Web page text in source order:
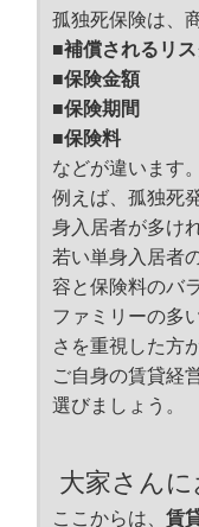
孤独死保険は、
■補償されるリ
■保険金額
■保険期間
■保険料
などが違います。
例えば、孤独死
身入居者が多け
若い単身入居者
容と保険料のバ
ファミリーの多
さを重視した方
ご自身の賃貸経
選びましょう。
大家さん
ここからは、 賃